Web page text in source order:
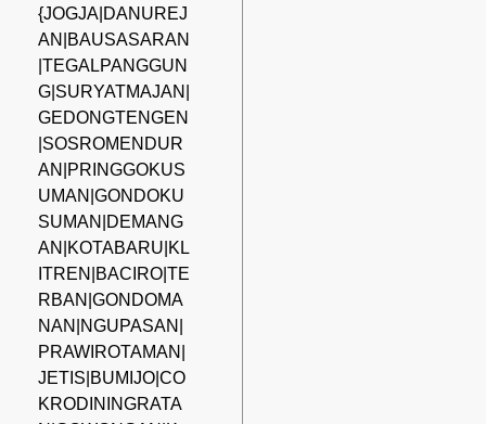
{JOGJA|DANUREJ
AN|BAUSASARAN
|TEGALPANGGUN
G|SURYATMAJAN|
GEDONGTENGEN
|SOSROMENDUR
AN|PRINGGOKUS
UMAN|GONDOKU
SUMAN|DEMANG
AN|KOTABARU|KL
ITREN|BACIRO|TE
RBAN|GONDOMA
NAN|NGUPASAN|
PRAWIROTAMAN|
JETIS|BUMIJO|CO
KRODININGRATA